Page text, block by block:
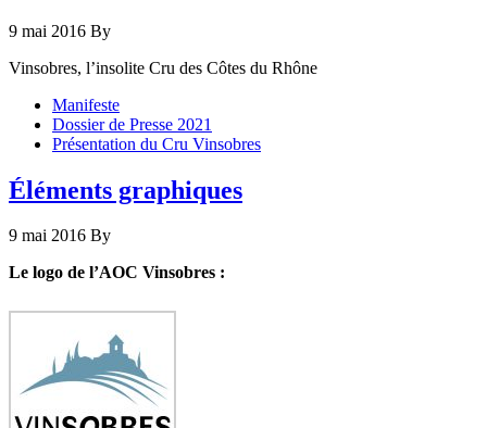
9 mai 2016 By
Vinsobres, l’insolite Cru des Côtes du Rhône
Manifeste
Dossier de Presse 2021
Présentation du Cru Vinsobres
Éléments graphiques
9 mai 2016 By
Le logo de l’AOC Vinsobres :